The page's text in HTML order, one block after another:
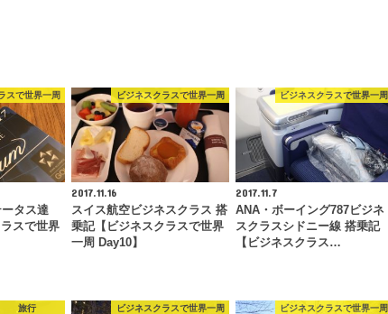
スで世界一周
タス達
スで世界
ビジネスクラスで世界一周
2017.11.16
スイス航空ビジネスクラス 搭
乗記【ビジネスクラスで世界
一周 Day10】
ビジネスクラスで世界一周
2017.11.7
ANA・ボーイング787ビジネ
スクラスシドニー線 搭乗記
【ビジネスクラス…
旅行 ビジネスクラスで世界一周 ビジネスクラスで世界一周